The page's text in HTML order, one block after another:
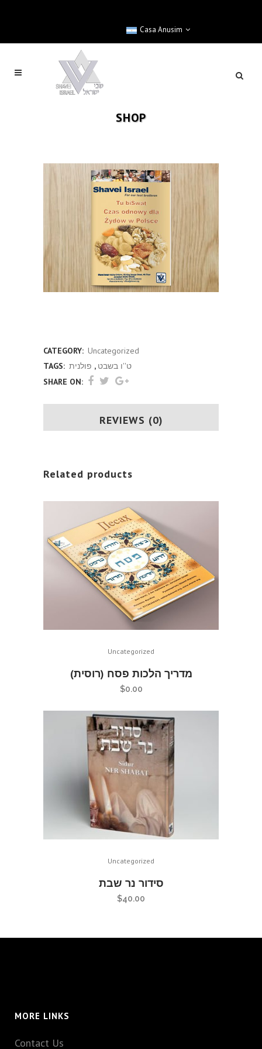
Casa Anusim
SHOP
CATEGORY: Uncategorized
TAGS:
ט''ו בשבט , פולנית
SHARE ON:
REVIEWS (0)
Related products
Uncategorized
מדריך הלכות פסח (רוסית)
$0.00
Uncategorized
סידור נר שבת
$40.00
MORE LINKS
Contact Us